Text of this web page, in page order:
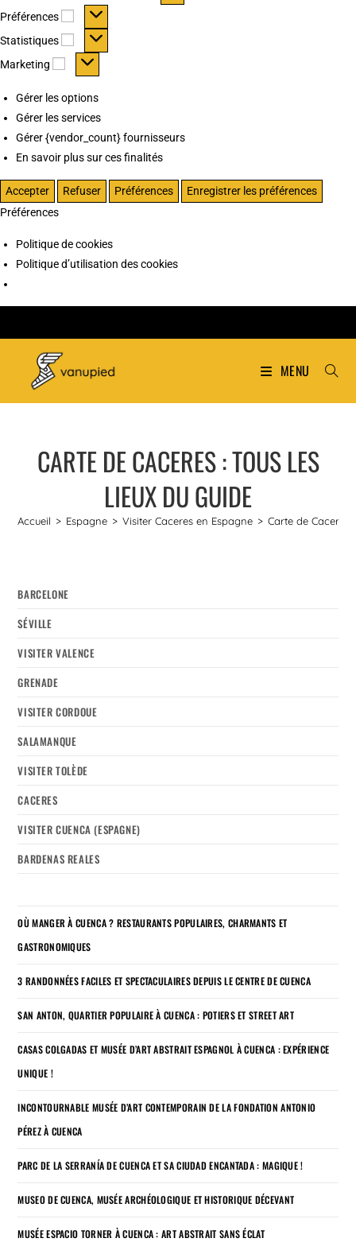
Préférences
Préférences
Statistiques Statistiques
Marketing Marketing
Gérer les options
Gérer les services
Gérer {vendor_count} fournisseurs
En savoir plus sur ces finalités
Accepter Refuser Préférences
Enregistrer les préférences
Préférences
Politique de cookies
Politique d’utilisation des cookies
MENU
CARTE DE CACERES : TOUS LES
LIEUX DU GUIDE
Accueil > Espagne > Visiter Caceres en Espagne > Carte de Caceres
BARCELONE
SÉVILLE
VISITER VALENCE
GRENADE
VISITER CORDOUE
SALAMANQUE
VISITER TOLÈDE
CACERES
VISITER CUENCA (ESPAGNE)
BARDENAS REALES
OÙ MANGER À CUENCA ? RESTAURANTS POPULAIRES, CHARMANTS ET
GASTRONOMIQUES
3 RANDONNÉES FACILES ET SPECTACULAIRES DEPUIS LE CENTRE DE CUENCA
SAN ANTON, QUARTIER POPULAIRE À CUENCA : POTIERS ET STREET ART
CASAS COLGADAS ET MUSÉE D’ART ABSTRAIT ESPAGNOL À CUENCA : EXPÉRIENCE
UNIQUE !
INCONTOURNABLE MUSÉE D’ART CONTEMPORAIN DE LA FONDATION ANTONIO
PÉREZ À CUENCA
PARC DE LA SERRANÍA DE CUENCA ET SA CIUDAD ENCANTADA : MAGIQUE !
MUSEO DE CUENCA, MUSÉE ARCHÉOLOGIQUE ET HISTORIQUE DÉCEVANT
MUSÉE ESPACIO TORNER À CUENCA : ART ABSTRAIT SANS ÉCLAT